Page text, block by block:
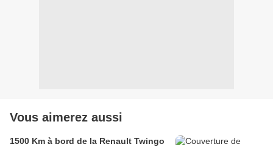
Vous aimerez aussi
1500 Km à bord de la Renault Twingo